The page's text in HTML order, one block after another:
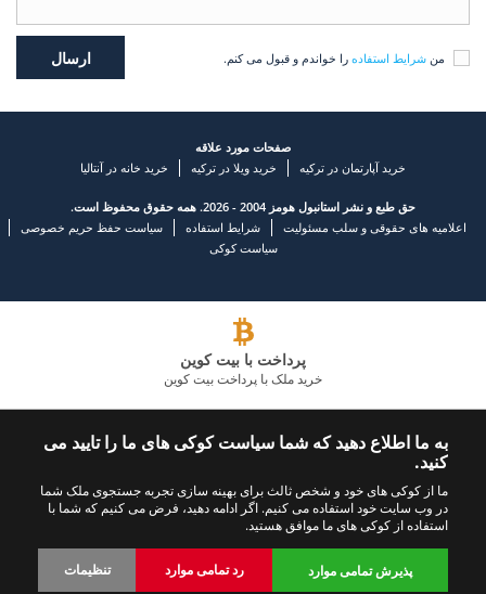
من شرایط استفاده را خواندم و قبول می کنم.
صفحات مورد علاقه
خرید آپارتمان در ترکیه
خرید ویلا در ترکیه خرید خانه در آنتالیا
حق طبع و نشر استانبول هومز 2004 - 2026. همه حقوق محفوظ است.
اعلامیه های حقوقی و سلب مسئولیت
شرایط استفاده
سیاست حفظ حریم خصوصی
سیاست کوکی
پرداخت با بیت کوین
خرید ملک با پرداخت بیت کوین
شرکت املاک و مستغلات پیشرو
با ما تماس بگیرید
+902423245494
به ما اطلاع دهید که شما سیاست کوکی های ما را تایید می
کنید.
ما از کوکی های خود و شخص ثالث برای بهینه سازی تجربه جستجوی ملک شما
در وب سایت خود استفاده می کنیم. اگر ادامه دهید، فرض می کنیم که شما با
استفاده از کوکی های ما موافق هستید.
پذیرش تمامی موارد رد تمامی موارد تنظیمات